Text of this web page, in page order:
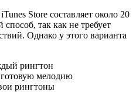
Store составляет около 20
так как не требует
Однако у этого варианта
рингтон
готовую мелодию
рингтоны